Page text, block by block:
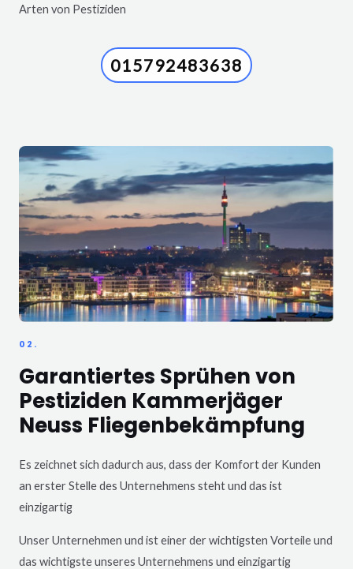
Arten von Pestiziden
015792483638
02.
Garantiertes Sprühen von
Pestiziden Kammerjäger
Neuss Fliegenbekämpfung
Es zeichnet sich dadurch aus, dass der Komfort der Kunden
an erster Stelle des Unternehmens steht und das ist
einzigartig
Unser Unternehmen und ist einer der wichtigsten Vorteile und
das wichtigste unseres Unternehmens und einzigartig